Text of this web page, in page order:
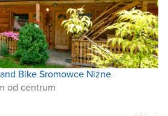
Bike Sromowce Niżne
od centrum